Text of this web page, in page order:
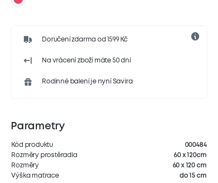
Doručení zdarma od 1599 Kč
Na vrácení zboží máte 50 dní
Rodinné balení je nyní Savira
Parametry
Kód produktu
000484
Rozměry prostěradla
60 x 120cm
Rozměry
60 x 120 cm
Výška matrace
do 15 cm